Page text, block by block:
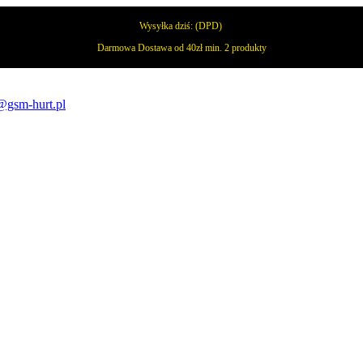
Wysyłka dziś: (DPD)
Darmowa Dostawa od 40zł min. 2 produkty
hurt.pl